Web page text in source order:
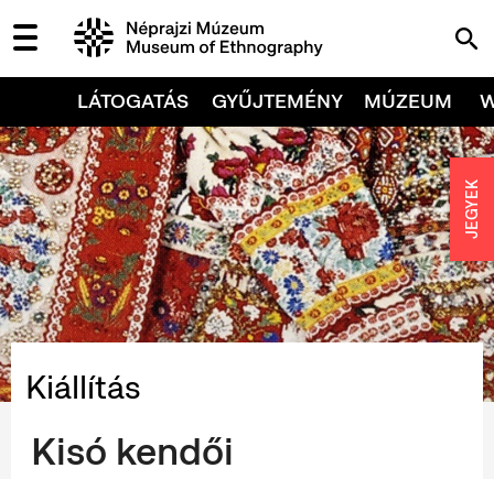
LÁTOGATÁS GYŰJTEMÉNY MÚZEUM
Kiállítás
Kisó kendői
JEGYEK